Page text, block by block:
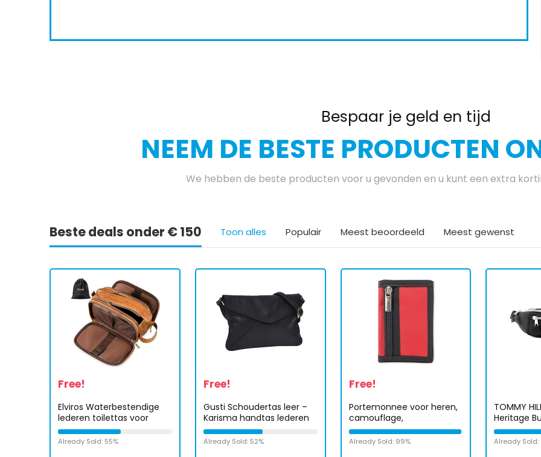
Bespaar je geld en tijd
NEEM DE BESTE PRODUCTEN
We hebben de beste producten voor u gevonden en u kunt een extra
Beste deals onder € 150 Toon alles Populair Meest beoordeeld Meest gewenst
Free!
Elviros Waterbestendige
lederen toilettas voor
mannen grote reistas
scheren Dopp Kit
Already Sold: 55%
Free!
Gusti Schoudertas leer –
Karisma handtas lederen
tas vintage leer, zwart, Eén
maat
Already Sold: 52%
Free!
Portemonnee voor heren,
camouflage,
portemonnee, jongeren,
camouflage, Azul Y
Already Sold: 99%
TOMMY
Heritage
Already Sold: